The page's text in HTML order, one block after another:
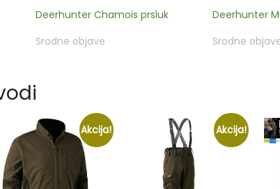
Deerhunter Chamois prsluk
Srodne objave
Deerhunter
Srodne
Akcija! Akcija!